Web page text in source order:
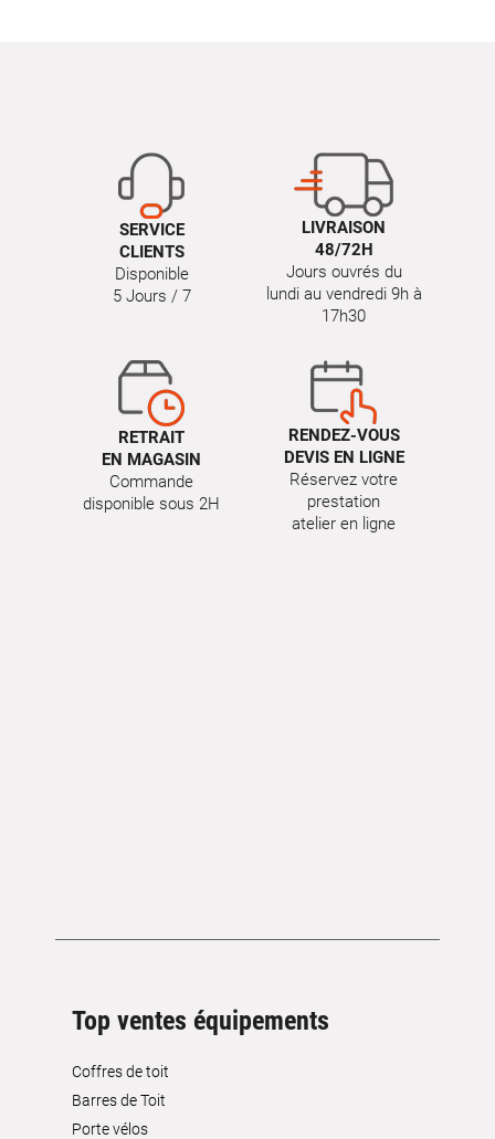
SERVICE
CLIENTS
Disponible
5 Jours / 7
LIVRAISON
48/72H
Jours ouvrés du
lundi au vendredi 9h à
17h30
RETRAIT
EN MAGASIN
Commande
disponible sous 2H
RENDEZ-VOUS
DEVIS EN LIGNE
Réservez votre
prestation
atelier en ligne
Top ventes équipements
Coffres de toit
Barres de Toit
Porte vélos